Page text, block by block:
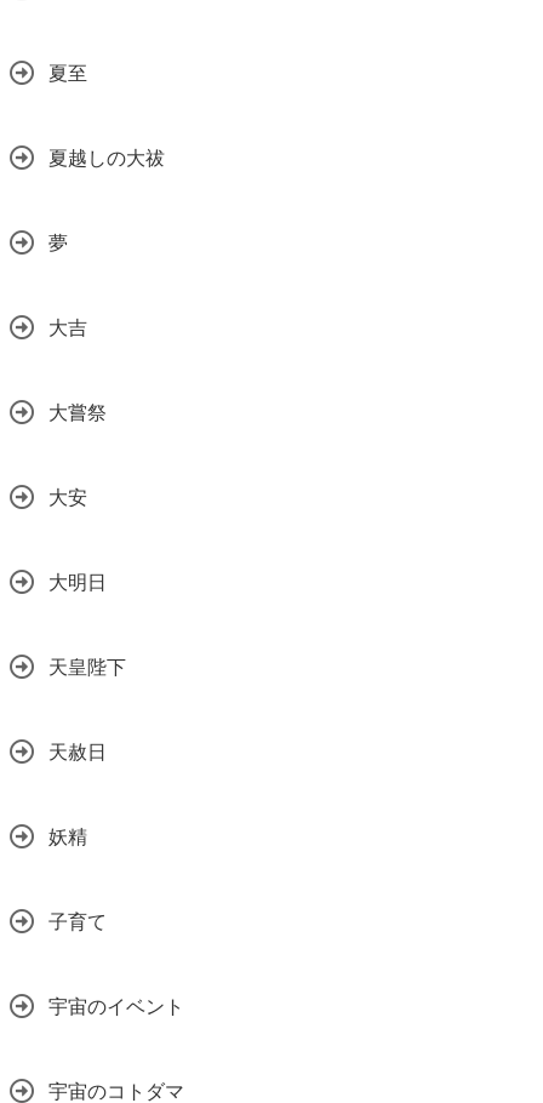
夏至
夏越しの大祓
夢
大吉
大嘗祭
大安
大明日
天皇陛下
天赦日
妖精
子育て
宇宙のイベント
宇宙のコトダマ